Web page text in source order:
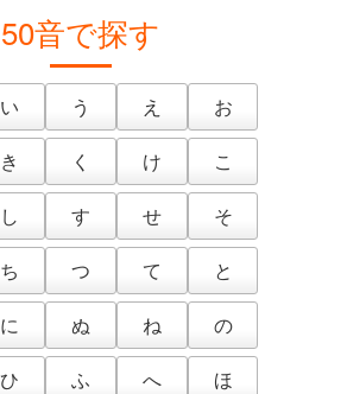
50音で探す
い う え
お
き く け
こ
し す せ
そ
ち つ て
と
に ぬ ね
の
ひ ふ へ
ほ